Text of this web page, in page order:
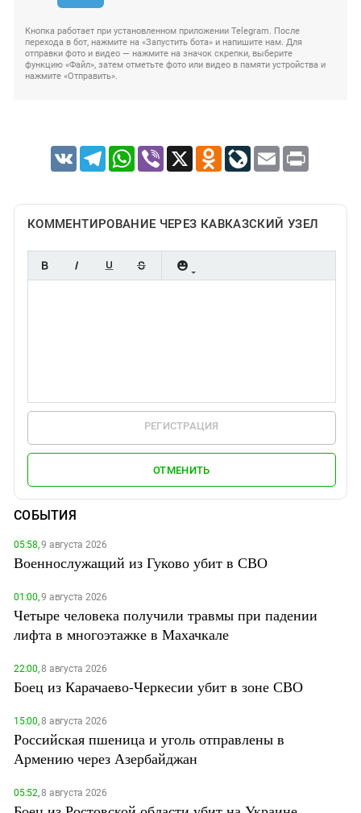
Кнопка работает при установленном приложении Telegram. После
перехода в бот, нажмите на «Запустить бота» и напишите нам. Для
отправки фото и видео — нажмите на значок скрепки, выберите
функцию «Файл», затем отметьте фото или видео в памяти устройства и
нажмите «Отправить».
VK TelegramWhatsApp
Viber X Odnoklassniki
LiveJournal
Email Print
КОММЕНТИРОВАНИЕ ЧЕРЕЗ КАВКАЗСКИЙ УЗЕЛ
РЕГИСТРАЦИЯ
ОТМЕНИТЬ
СОБЫТИЯ
05:58,9 августа 2026
Военнослужащий из Гуково убит в СВО
01:00,9 августа 2026
Четыре человека получили травмы при падении
лифта в многоэтажке в Махачкале
22:00,8 августа 2026
Боец из Карачаево-Черкесии убит в зоне СВО
15:00,8 августа 2026
Российская пшеница и уголь отправлены в
Армению через Азербайджан
05:52,8 августа 2026